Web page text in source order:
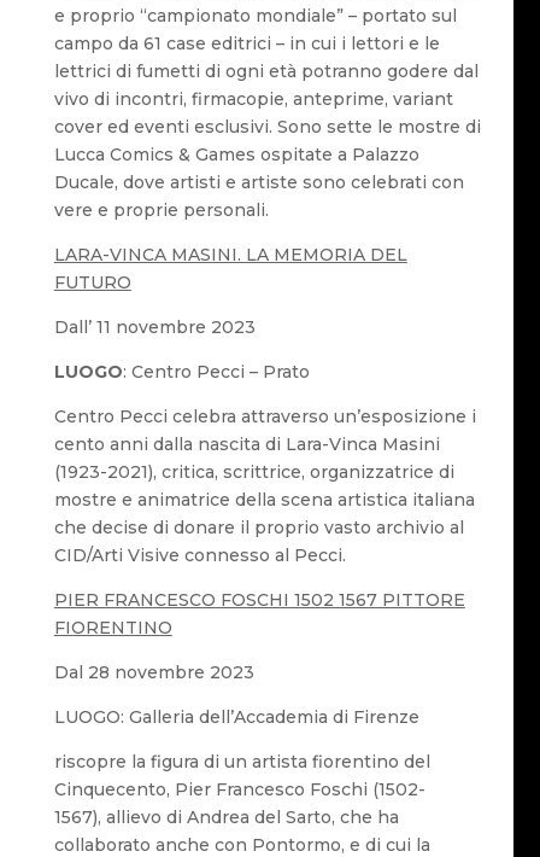
e proprio “campionato mondiale” – portato sul
campo da 61 case editrici – in cui i lettori e le
lettrici di fumetti di ogni età potranno godere dal
vivo di incontri, firmacopie, anteprime, variant
cover ed eventi esclusivi. Sono sette le mostre di
Lucca Comics & Games ospitate a Palazzo
Ducale, dove artisti e artiste sono celebrati con
vere e proprie personali.
LARA-VINCA MASINI. LA MEMORIA DEL
FUTURO
Dall’ 11 novembre 2023
LUOGO: Centro Pecci – Prato
Centro Pecci celebra attraverso un’esposizione i
cento anni dalla nascita di Lara-Vinca Masini
(1923-2021), critica, scrittrice, organizzatrice di
mostre e animatrice della scena artistica italiana
che decise di donare il proprio vasto archivio al
CID/Arti Visive connesso al Pecci.
PIER FRANCESCO FOSCHI 1502 1567 PITTORE
FIORENTINO
Dal 28 novembre 2023
LUOGO: Galleria dell’Accademia di Firenze
riscopre la figura di un artista fiorentino del
Cinquecento, Pier Francesco Foschi (1502-
1567), allievo di Andrea del Sarto, che ha
collaborato anche con Pontormo, e di cui la